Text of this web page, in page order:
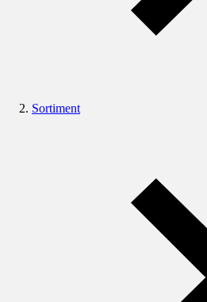
Sortiment